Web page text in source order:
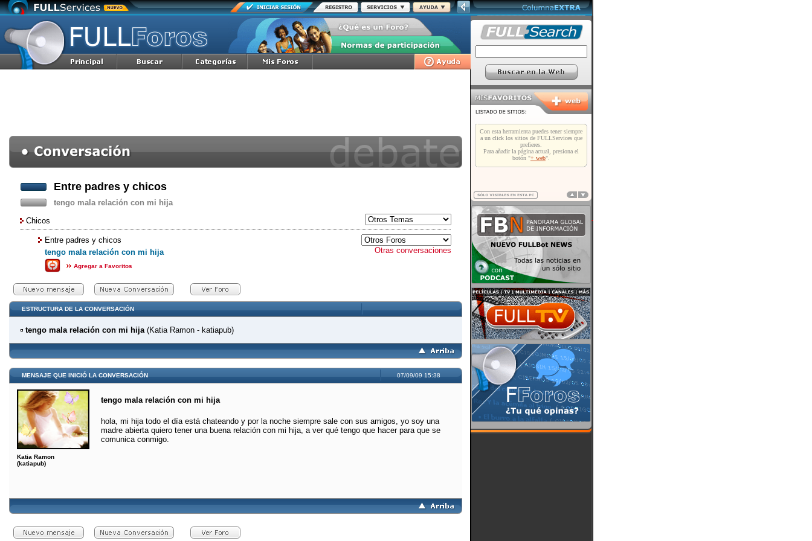
Entre padres y chicos
tengo mala relación con mi hija
Chicos
Entre padres y chicos
tengo mala relación con mi hija
Agregar a Favoritos
Otras conversaciones
ESTRUCTURA DE LA CONVERSACIÓN
tengo mala relación con mi hija(Katia Ramon - katiapub)
MENSAJE QUE INICIÓ LA CONVERSACIÓN 07/09/09 15:38
Katia Ramon
(katiapub)
tengo mala relación con mi hija
hola, mi hija todo el día está chateando y por la noche siempre sale con sus amigos, yo soy una
madre abierta quiero tener una buena relación con mi hija, a ver qué tengo que hacer para que se
comunica conmigo.